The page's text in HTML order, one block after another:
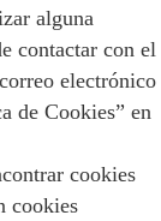
alguna
contactar con el
electrónico
de Cookies” en
cookies
cookies